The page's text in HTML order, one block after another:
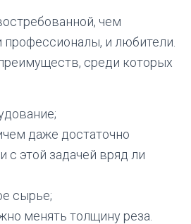
чем
профессионалы, и любители.
среди которых
даже достаточно
с этой задачей вряд ли
сырье;
менять толщину реза.